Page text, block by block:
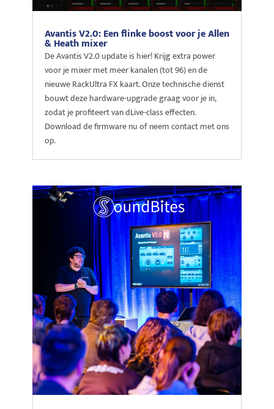
Avantis V2.0: Een flinke boost voor je Allen
& Heath mixer
De Avantis V2.0 update is hier! Krijg extra power
voor je mixer met meer kanalen (tot 96) en de
nieuwe RackUltra FX kaart. Onze technische dienst
bouwt deze hardware-upgrade graag voor je in,
zodat je profiteert van dLive-class effecten.
Download de firmware nu of neem contact met ons
op.